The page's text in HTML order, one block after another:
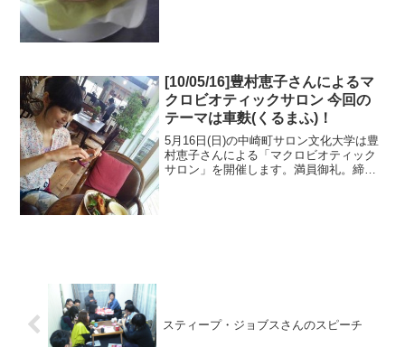
[10/05/16]豊村恵子さんによるマ
クロビオティックサロン 今回の
テーマは車麩(くるまふ)！
5月16日(日)の中崎町サロン文化大学は豊
村恵子さんによる「マクロビオティック
サロン」を開催します。満員御礼。締切
スティープ・ジョブスさんのスピーチ